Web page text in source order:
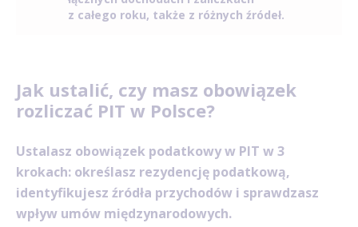
z całego roku, także z różnych źródeł.
Jak ustalić, czy masz obowiązek
rozliczać PIT w Polsce?
Ustalasz obowiązek podatkowy w PIT w 3
krokach: określasz rezydencję podatkową,
identyfikujesz źródła przychodów i sprawdzasz
wpływ umów międzynarodowych.